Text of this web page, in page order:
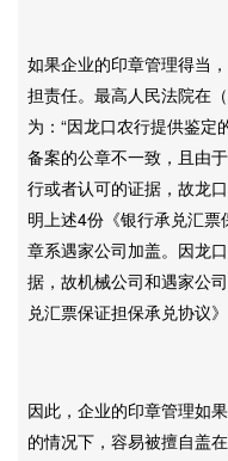
如果企业的印章管理得当
担责任。最高人民法院在
为：“因龙口农行提供鉴
备案的公章不一致，且由
行或者认可的证据，故龙
明上述4份《银行承兑汇
章系遇家公司加盖。因龙
据，故机械公司和遇家公
兑汇票保证担保承兑协议
因此，企业的印章管理如
的情况下，容易被擅自盖